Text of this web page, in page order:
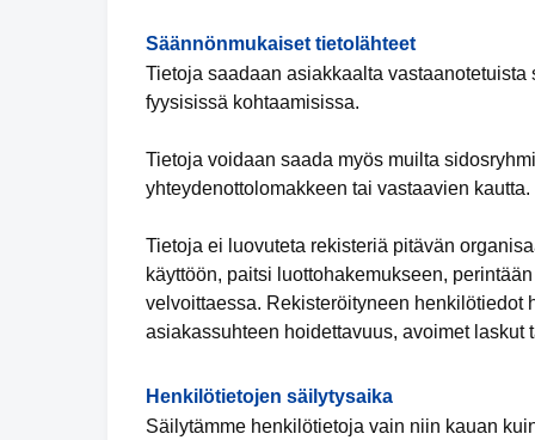
Säännönmukaiset tietolähteet
Tietoja saadaan asiakkaalta
fyysisissä kohtaamisissa.
Tietoja voidaan saada myös muilta
yhteydenottolomakkeen tai vastaavien kautta.
Tietoja ei luovuteta rekisteriä pitävän
käyttöön, paitsi luottohakemukseen,
velvoittaessa. Rekisteröityneen henkilötiedot
asiakassuhteen hoidettavuus, avoimet laskut
Henkilötietojen säilytysaika
Säilytämme henkilötietoja vain niin kauan